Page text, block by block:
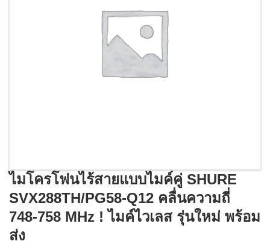
ไมโครโฟนไร้สายแบบไมค์คู่ SHURE
SVX288TH/PG58-Q12 คลื่นความถี่
748-758 MHz ! ไมค์ไวเลส รุ่นใหม่ พร้อม
ส่ง